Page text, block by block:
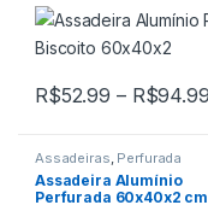
R$52.99 – R$94.99
Este produto tem
Assadeiras, Perfurada
Assadeira Alumínio
Perfurada 60x40x2 cm